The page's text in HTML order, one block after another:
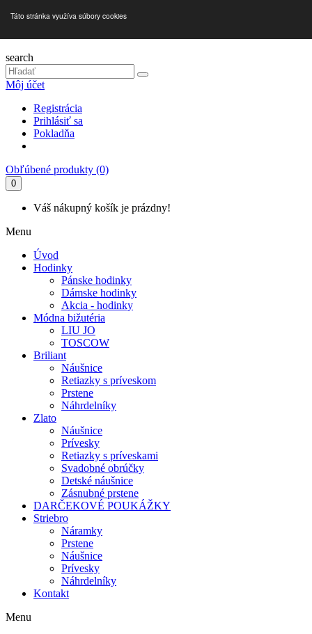
Táto stránka využíva súbory cookies
search
Môj účet
Registrácia
Prihlásiť sa
Pokladňa
Obľúbené produkty (0)
0
Váš nákupný košík je prázdny!
Menu
Úvod
Hodinky
Pánske hodinky
Dámske hodinky
Akcia - hodinky
Módna bižutéria
LIU JO
TOSCOW
Briliant
Náušnice
Retiazky s príveskom
Prstene
Náhrdelníky
Zlato
Náušnice
Prívesky
Retiazky s príveskami
Svadobné obrúčky
Detské náušnice
Zásnubné prstene
DARČEKOVÉ POUKÁŽKY
Striebro
Náramky
Prstene
Náušnice
Prívesky
Náhrdelníky
Kontakt
Menu